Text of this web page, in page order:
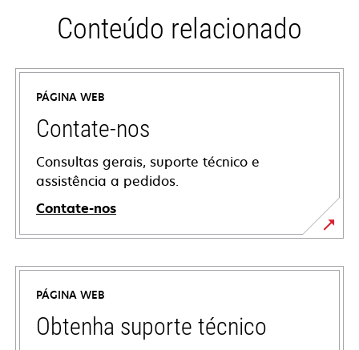
Conteúdo relacionado
PÁGINA WEB
Contate-nos
Consultas gerais, suporte técnico e
assistência a pedidos.
Contate-nos
PÁGINA WEB
Obtenha suporte técnico